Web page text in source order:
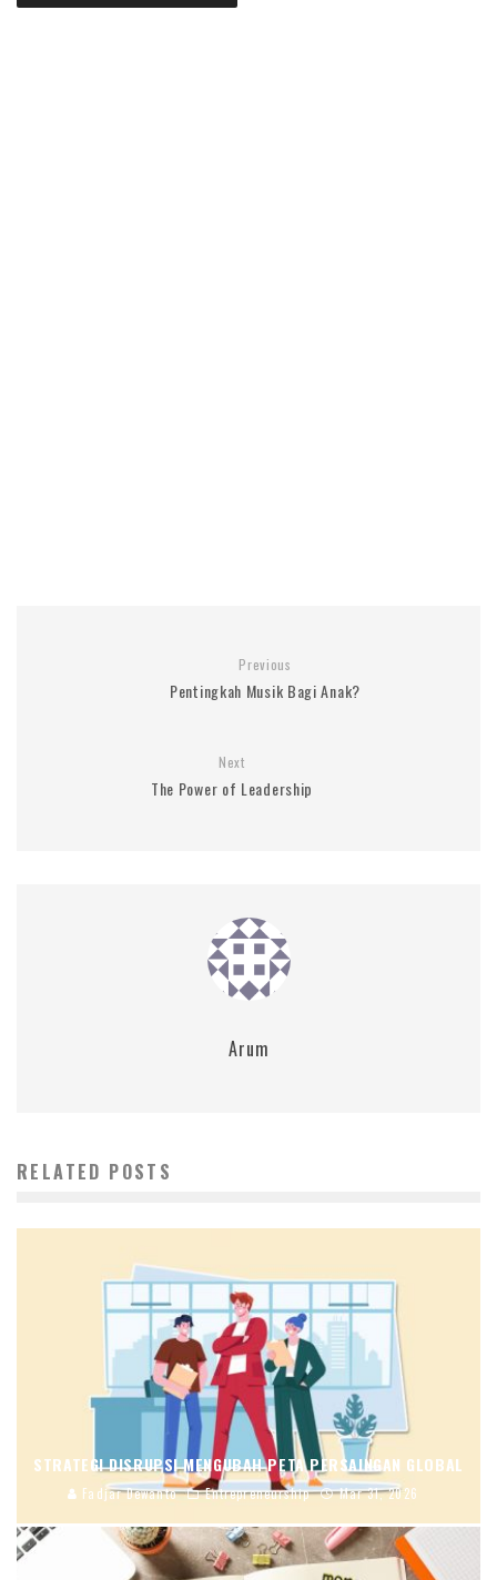
Previous
Pentingkah Musik Bagi Anak?
Next
The Power of Leadership
Arum
RELATED POSTS
STRATEGI DISRUPSI MENGUBAH PETA PERSAINGAN GLOBAL
Fadjar Dewanto Entrepreneurship Mar 31, 2026